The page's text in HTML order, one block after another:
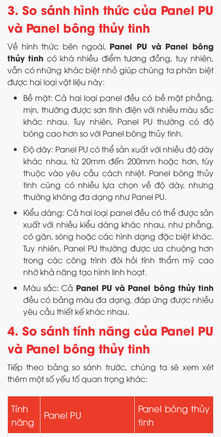
3. So sánh hình thức của Panel PU
và Panel bông thủy tinh
Về hình thức bên ngoài, Panel PU và Panel bông
thủy tinh có khá nhiều điểm tương đồng, tuy nhiên,
vẫn có những khác biệt nhỏ giúp chúng ta phân biệt
được hai loại vật liệu này:
Bề mặt: Cả hai loại panel đều có bề mặt phẳng,
mịn, thường được sơn tĩnh điện với nhiều màu sắc
khác nhau. Tuy nhiên, Panel PU thường có độ
bóng cao hơn so với Panel bông thủy tinh.
Độ dày: Panel PU có thể sản xuất với nhiều độ dày
khác nhau, từ 20mm đến 200mm hoặc hơn, tùy
thuộc vào yêu cầu cách nhiệt. Panel bông thủy
tinh cũng có nhiều lựa chọn về độ dày, nhưng
thường không đa dạng như Panel PU.
Kiểu dáng: Cả hai loại panel đều có thể được sản
xuất với nhiều kiểu dáng khác nhau, như phẳng,
có gân, sóng hoặc các hình dạng đặc biệt khác.
Tuy nhiên, Panel PU thường được ưa chuộng hơn
trong các công trình đòi hỏi tính thẩm mỹ cao
nhờ khả năng tạo hình linh hoạt.
Màu sắc: Cả Panel PU và Panel bông thủy tinh
đều có bảng màu đa dạng, đáp ứng được nhiều
yêu cầu thiết kế khác nhau.
4. So sánh tính năng của Panel PU
và Panel bông thủy tinh
Tiếp theo bảng so sánh trước, chúng ta sẽ xem xét
thêm một số yếu tố quan trọng khác:
Tính
năng
Panel PU
Panel bông thủy
tinh